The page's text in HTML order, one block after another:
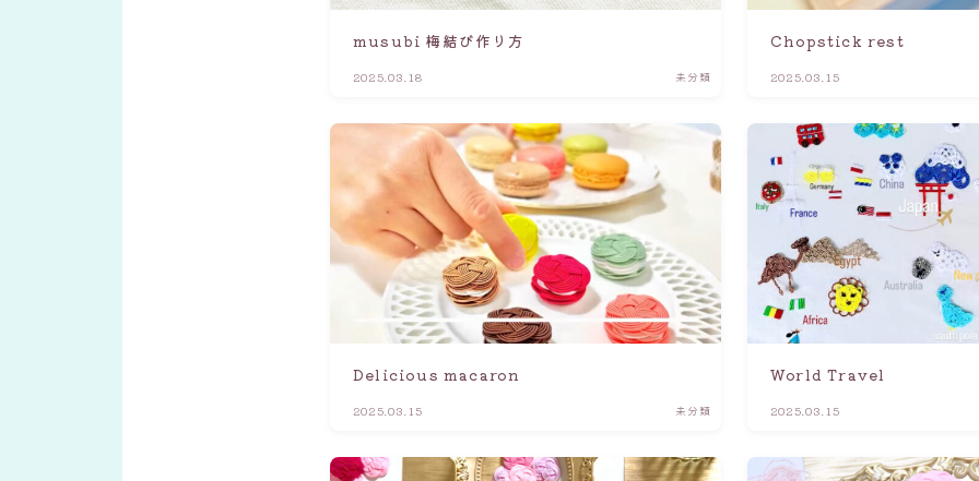
musubi 梅結び作り方
2025.03.18 未分類
Chopstick rest
2025.03.15
Delicious macaron
2025.03.15 未分類
World Travel
2025.03.15